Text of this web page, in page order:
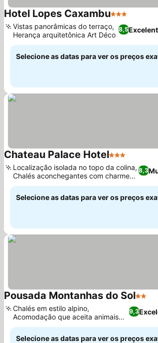
Hotel Lopes Caxambu3 Estrelas
8,5
Vistas panorâmicas do terraço,
Herança arquitetônica Art Déco
Selecione as datas para ver os preços
Chateau Palace Hotel3 Estrelas
8,3
Localização isolada no topo da colina,
Chalés aconchegantes com charme
rústico
Selecione as datas para ver os preços
Pousada Montanhas do Sol2
9,3
Chalés em estilo alpino,
Acomodação que aceita animais
de estimação
Selecione as datas para ver os preços